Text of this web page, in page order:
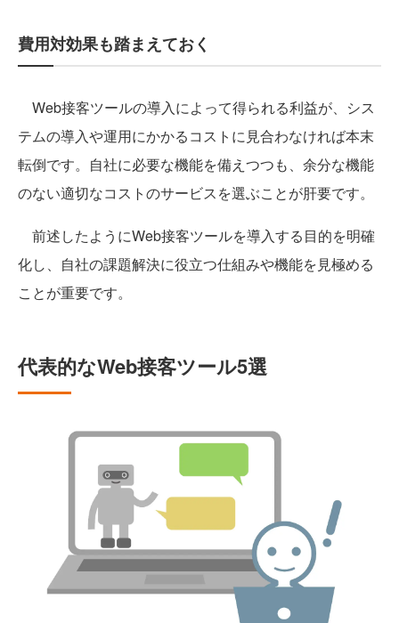
費用対効果も踏まえておく
Web接客ツールの導入によって得られる利益が、シス
テムの導入や運用にかかるコストに見合わなければ本末
転倒です。自社に必要な機能を備えつつも、余分な機能
のない適切なコストのサービスを選ぶことが肝要です。
前述したようにWeb接客ツールを導入する目的を明確
化し、自社の課題解決に役立つ仕組みや機能を見極める
ことが重要です。
代表的なWeb接客ツール5選